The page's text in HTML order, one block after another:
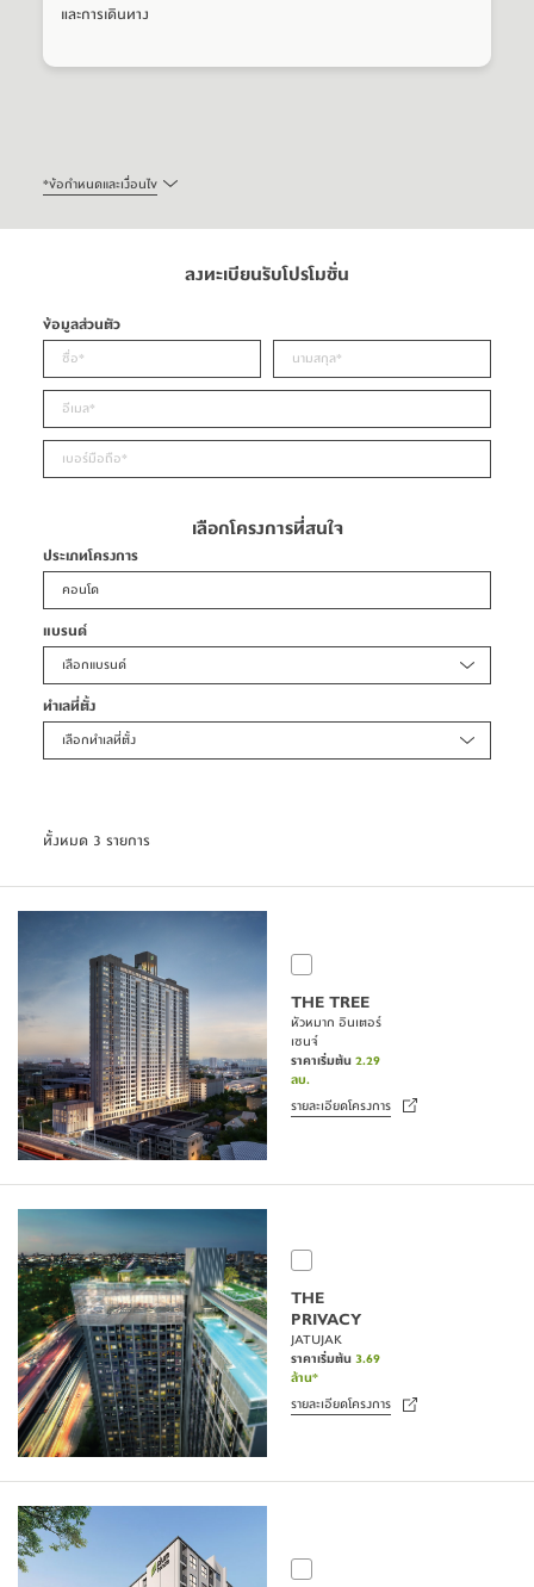
และการเดินทาง
*ข้อกำหนดและเงื่อนไข
ลงทะเบียนรับโปรโมชั่น
ข้อมูลส่วนตัว
เลือกโครงการที่สนใจ
ประเภทโครงการ
คอนโด
แบรนด์
เลือกแบรนด์
ทำเลที่ตั้ง
เลือกทำเลที่ตั้ง
ทั้งหมด 3 รายการ
THE TREE
หัวหมาก อินเตอร์
เชนจ์
ราคาเริ่มต้น 2.29
ลบ.
รายละเอียดโครงการ
THE
PRIVACY
JATUJAK
ราคาเริ่มต้น 3.69
ล้าน*
รายละเอียดโครงการ